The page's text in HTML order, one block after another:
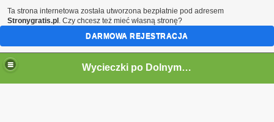
Wycieczki po Dolnym Śląsku
Ta strona internetowa została utworzona bezpłatnie pod adresem
Stronygratis.pl . Czy chcesz też mieć własną stronę?
DARMOWA REJESTRACJA